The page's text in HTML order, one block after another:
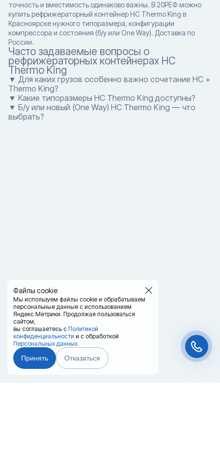
Файлы cookie
Мы используем файлы cookie и обрабатываем
персональные данные с использованием
Яндекс Метрики. Продолжая пользоваться
сайтом,
вы соглашаетесь с Политикой
конфиденциальности и с обработкой
Персональных данных.
Принять Отказаться
точность и вместимость одинаково важны. В 20РЕФ можно
купить рефрижераторный контейнер HC Thermo King в
Красноярске нужного типоразмера, конфигурации
компрессора и состояния (б/у или One Way). Доставка по
России.
Часто задаваемые вопросы о
рефрижераторных контейнерах HC
Thermo King
▼ Для каких грузов особенно важно сочетание HC +
Thermo King?
▼ Какие типоразмеры HC Thermo King доступны?
▼ Б/у или новый (One Way) HC Thermo King — что
выбрать?